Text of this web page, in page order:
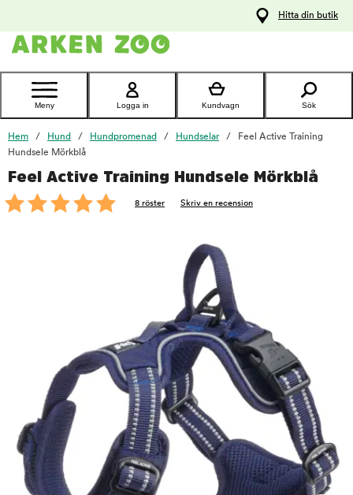
Kontakta
Hitta din butik
Meny Logga in Kundvagn Sök
Hem Hund Hundpromenad Hundselar
Feel Active Training
Hundsele Mörkblå
Feel Active Training Hundsele Mörkblå
8 röster Skriv en recension
foo